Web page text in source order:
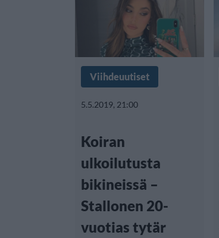
Viihdeuutiset
5.5.2019, 21:00
Koiran
ulkoilutusta
bikineissä –
Stallonen 20-
vuotias tytär